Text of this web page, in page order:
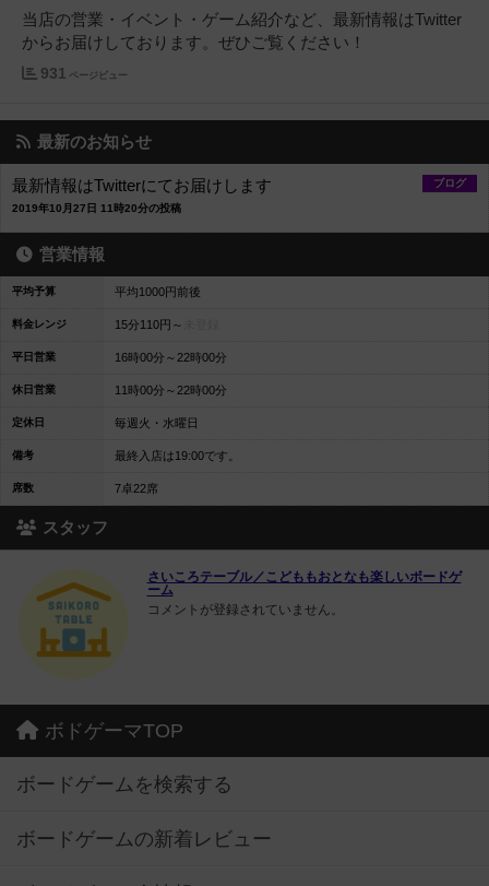
当店の営業・イベント・ゲーム紹介など、最新情報はTwitter
からお届けしております。ぜひご覧ください！
931 ページビュー
最新のお知らせ
ブログ
最新情報はTwitterにてお届けします
2019年10月27日 11時20分の投稿
営業情報
平均予算 平均1000円前後
料金レンジ 15分110円～
平日営業 16時00分～22時00分
休日営業 11時00分～22時00分
定休日 毎週火・水曜日
備考 最終入店は19:00です。
席数 7卓22席
スタッフ
さいころテーブル／こどももおとなも楽しいボードゲ
ーム
コメントが登録されていません。
ボドゲーマTOP
ボードゲームを検索する
ボードゲームの新着レビュー